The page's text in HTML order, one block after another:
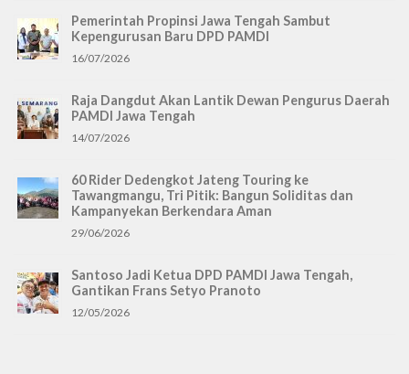
Pemerintah Propinsi Jawa Tengah Sambut
Kepengurusan Baru DPD PAMDI
16/07/2026
Raja Dangdut Akan Lantik Dewan Pengurus Daerah
PAMDI Jawa Tengah
14/07/2026
60 Rider Dedengkot Jateng Touring ke
Tawangmangu, Tri Pitik: Bangun Soliditas dan
Kampanyekan Berkendara Aman
29/06/2026
Santoso Jadi Ketua DPD PAMDI Jawa Tengah,
Gantikan Frans Setyo Pranoto
12/05/2026